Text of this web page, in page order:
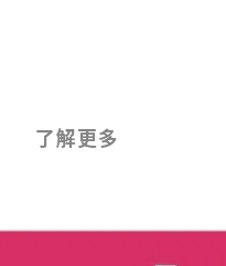
了解更多